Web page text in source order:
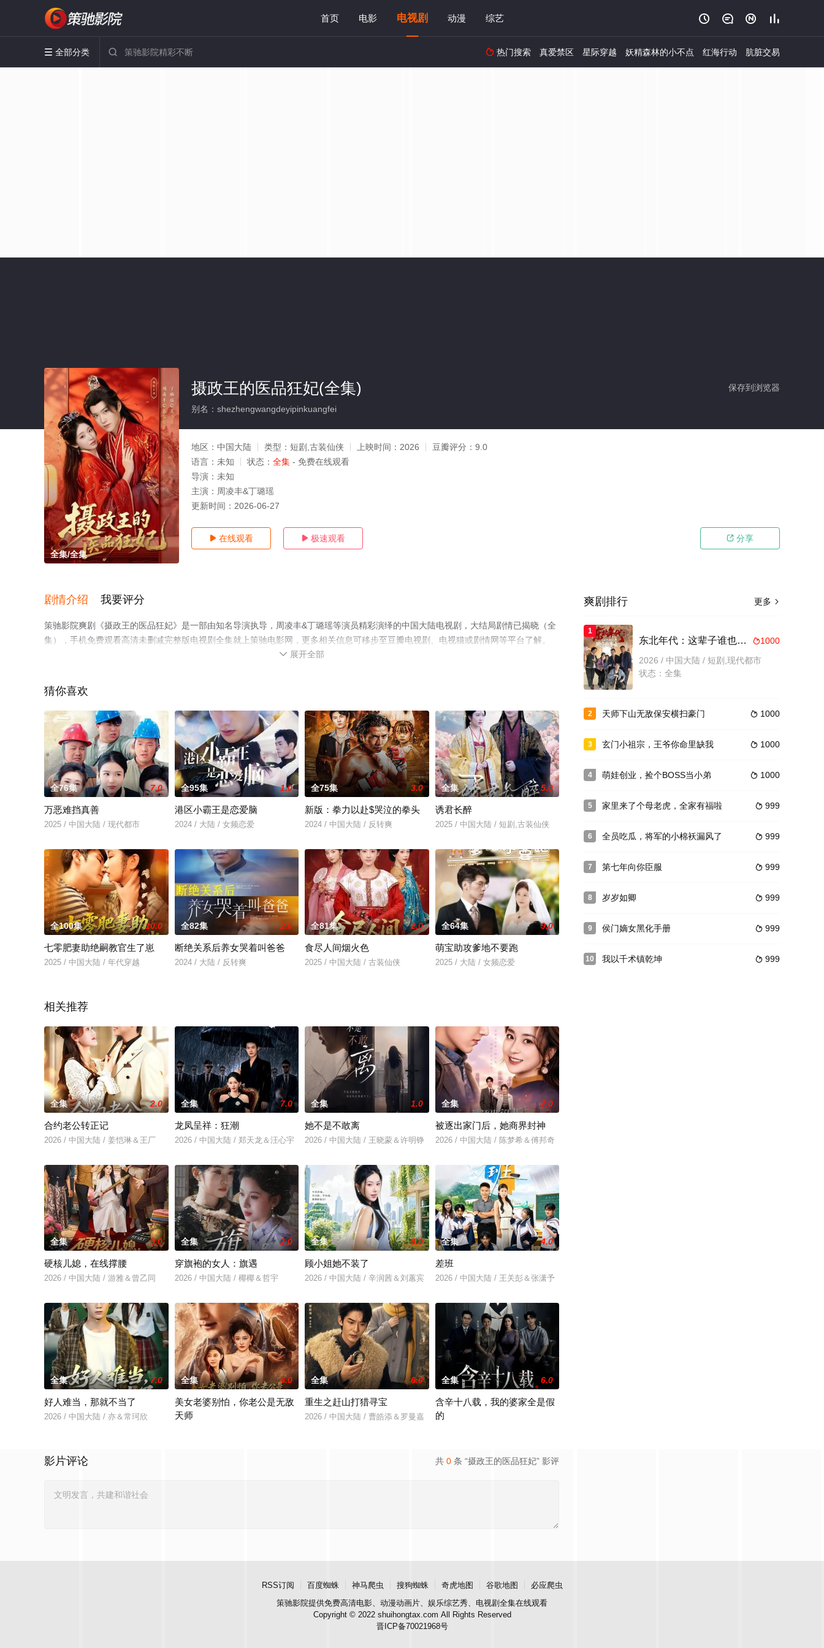
首页 电影 电视剧 动漫 综艺    
 全部分类   热门搜索 真爱禁区 星际穿越 妖精森林的小不点 红海行动 肮脏交易
全集/全集
保存到浏览器
摄政王的医品狂妃(全集)
别名：shezhengwangdeyipinkuangfei
地区： 中国大陆 类型： 短剧,古装仙侠 上映时间： 2026 豆瓣评分： 9.0
语言： 未知 状态： 全集 - 免费在线观看
导演： 未知
主演： 周凌丰&丁璐瑶
更新时间： 2026-06-27
 在线观看  极速观看  分享
剧情介绍 我要评分
策驰影院爽剧《摄政王的医品狂妃》是一部由知名导演执导，周凌丰&丁璐瑶等演员精彩演绎的中国大陆电视剧，大结局剧情已揭晓（全
集），手机免费观看高清未删减完整版电视剧全集就上策驰电影网，更多相关信息可移步至豆瓣电视剧、电视猫或剧情网等平台了解。
 展开全部
猜你喜欢
全76集 7.0
万恶难挡真善
2025 / 中国大陆 / 现代都市
全95集 1.0
港区小霸王是恋爱脑
2024 / 大陆 / 女频恋爱
全75集 3.0
新版：拳力以赴$哭泣的拳头
2024 / 中国大陆 / 反转爽
全集 5.0
诱君长醉
2025 / 中国大陆 / 短剧,古装仙侠
全100集 10.0
七零肥妻助绝嗣教官生了崽
2025 / 中国大陆 / 年代穿越
全82集 2.0
断绝关系后养女哭着叫爸爸
2024 / 大陆 / 反转爽
全81集 2.0
食尽人间烟火色
2025 / 中国大陆 / 古装仙侠
全64集 9.0
萌宝助攻爹地不要跑
2025 / 大陆 / 女频恋爱
相关推荐
全集 2.0
合约老公转正记
2026 / 中国大陆 / 姜恺琳＆王厂
全集 7.0
龙凤呈祥：狂潮
2026 / 中国大陆 / 郑天龙＆汪心宇
全集 1.0
她不是不敢离
2026 / 中国大陆 / 王晓蒙＆许明铮
全集 7.0
被逐出家门后，她商界封神
2026 / 中国大陆 / 陈梦希＆傅邦奇
全集 9.0
硬核儿媳，在线撑腰
2026 / 中国大陆 / 游雅＆曾乙同
全集 2.0
穿旗袍的女人：旗遇
2026 / 中国大陆 / 椰椰＆哲宇
全集 8.0
顾小姐她不装了
2026 / 中国大陆 / 辛润茜＆刘蕙宾
全集 4.0
差班
2026 / 中国大陆 / 王关彭＆张潇予
全集 7.0
好人难当，那就不当了
2026 / 中国大陆 / 亦＆常珂欣
全集 6.0
美女老婆别怕，你老公是无敌
天师
全集 6.0
重生之赶山打猎寻宝
2026 / 中国大陆 / 曹皓添＆罗曼嘉
全集 6.0
含辛十八载，我的婆家全是假
的
共 0 条 “摄政王的医品狂妃” 影评
影片评论
更多 
爽剧排行
1
1000
东北年代：这辈子谁也别想欺负我妻女
2026 / 中国大陆 / 短剧,现代都市
状态：全集
2  1000
天师下山无敌保安横扫豪门
3  1000
玄门小祖宗，王爷你命里缺我
4  1000
萌娃创业，捡个BOSS当小弟
5  999
家里来了个母老虎，全家有福啦
6  999
全员吃瓜，将军的小棉袄漏风了
7  999
第七年向你臣服
8  999
岁岁如卿
9  999
侯门嫡女黑化手册
10  999
我以千术镇乾坤
RSS订阅 百度蜘蛛 神马爬虫 搜狗蜘蛛 奇虎地图 谷歌地图
必应爬虫
策驰影院提供免费高清电影、动漫动画片、娱乐综艺秀、电视剧全集在线观看
Copyright © 2022 shuihongtax.com All Rights Reserved
晋ICP备70021968号